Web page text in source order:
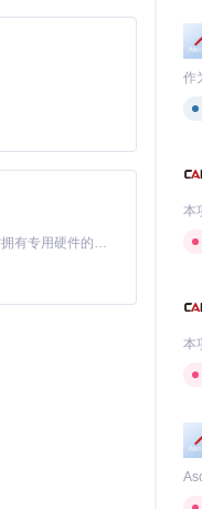
基于Python的Xiaozhi AI，适用于想要完整Xiaozhi体验而无需拥有专用硬件的用户。